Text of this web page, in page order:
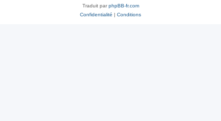
Traduit parphpBB-fr.com
Confidentialité | Conditions